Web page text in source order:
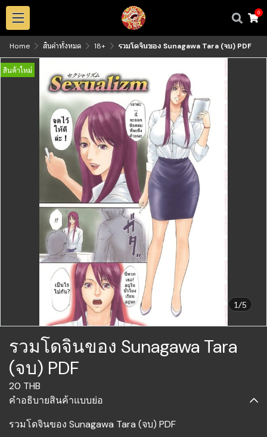
0
Home สินค้าทั้งหมด 18+ รวมโดจินของ Sunagawa Tara (จบ) PDF
1/5
สินค้าใหม่
รวมโดจินของ Sunagawa Tara
(จบ) PDF
20 THB
คำอธิบายสินค้าแบบย่อ
รวมโดจินของ Sunagawa Tara (จบ) PDF